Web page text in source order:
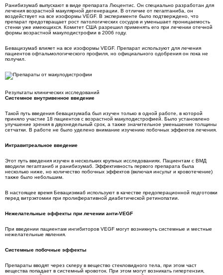
Ранибизумаб выпускают в виде препарата Люцентис. Он специально разработан для
лечения возрастной макулярной дегенерации. В отличие от пегаптаниба, он
воздействует на все изоформы VEGF. В эксперименте было подтверждено, что
препарат предотвращает рост патологических сосудов и уменьшает проницаемость
стенки уже имеющихся. Комитет США разрешил применять его при лечении отечной
формы возрастной макулодистрофии в 2006 году.
Бевацизумаб влияет на все изоформы VEGF. Препарат используют для лечения
пациентов офтальмологического профиля, но официального одобрения он пока не
получил.
Результаты клинических исследований
Системное внутривенное введение
Такой путь введения бевацизумаба был изучен только в одной работе, в которой
приняло участие 18 пациентов с возрастной макулодистрофией. Было установлено
улучшение зрения в двухнедельный срок, а также значительное уменьшение толщины
сетчатки. В работе не было уделено внимание изучению побочных эффектов лечения.
Интравитреальное введение
Этот путь введения изучен в нескольких крупных исследованиях. Пациентам с ВМД
вводили пегаптаниб и ранибизумаб. Эффективность первого препарата была
несколько ниже, но количество побочных эффектов (включая инсульт и кровотечение)
также было небольшим.
В настоящее время Бевацизкмаб используют в качестве предоперационной подготовки
перед витрэктомии при пролиферативной диабетической ретинопатии.
Нежелательные эффекты при лечении анти-VEGF
При введении пациентам ингибиторов VEGF могут возникнуть системные и местные
нежелательные явления.
Системные побочные эффекты
Препараты вводят через склеру в вещество стекловидного тела, при этом част
вещества попадает в системный кровоток. При этом могут возникать гипертензия,